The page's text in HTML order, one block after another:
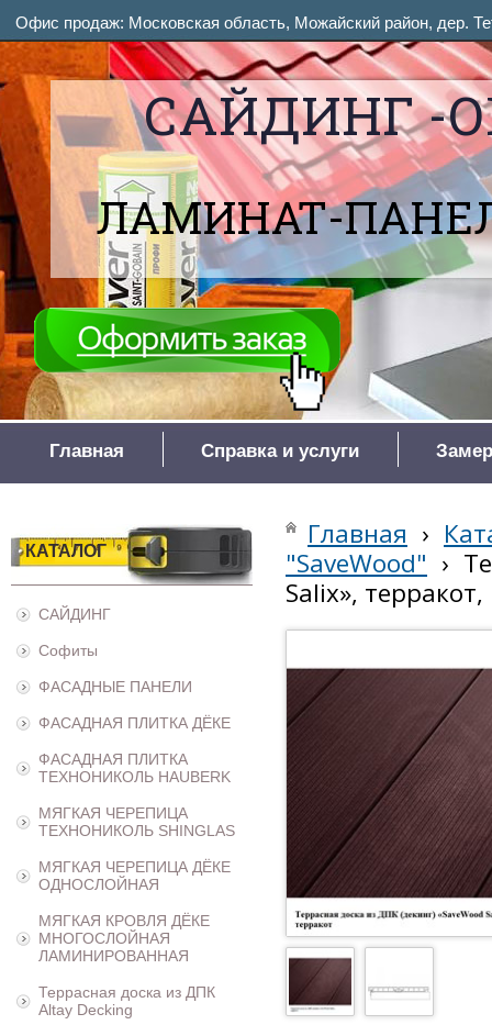
САЙДИНГ -
ЛАМИНАТ-
Офис продаж: Московская область, Можайский район, дер.
Главная Справка и услуги
КАТАЛОГ
САЙДИНГ
Софиты
ФАСАДНЫЕ ПАНЕЛИ
ФАСАДНАЯ ПЛИТКА ДЁКЕ
ФАСАДНАЯ ПЛИТКА
ТЕХНОНИКОЛЬ HAUBERK
МЯГКАЯ ЧЕРЕПИЦА
ТЕХНОНИКОЛЬ SHINGLAS
МЯГКАЯ ЧЕРЕПИЦА ДЁКЕ
ОДНОСЛОЙНАЯ
МЯГКАЯ КРОВЛЯ ДЁКЕ
МНОГОСЛОЙНАЯ
ЛАМИНИРОВАННАЯ
Террасная доска из ДПК
Altay Decking
Главная ›
"SaveWood" ›
Salix»,